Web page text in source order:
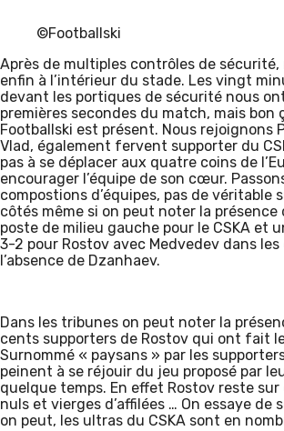
©Footballski
Après de multiples contrôles de
enfin à l’intérieur du stade. Les vingt
devant les portiques de sécurité nous
premières secondes du match, mais bon
Footballski est présent. Nous rejoignons
Vlad, également fervent supporter du
pas à se déplacer aux quatre coins de
encourager l’équipe de son cœur.
compostions d’équipes, pas de véritable
côtés même si on peut noter la présence
poste de milieu gauche pour le CSKA et
3-2 pour Rostov avec Medvedev dans les
l’absence de Dzanhaev.
Dans les tribunes on peut noter la
cents supporters de Rostov qui ont fait
Surnommé « paysans » par les
peinent à se réjouir du jeu proposé par
quelque temps. En effet Rostov reste
nuls et vierges d’affilées … On essaye de
on peut, les ultras du CSKA sont en